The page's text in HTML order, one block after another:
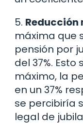
5. Reducción
máxima que
pensión por
del 37%.
máximo, la
en un 37%
se percibiría
legal de